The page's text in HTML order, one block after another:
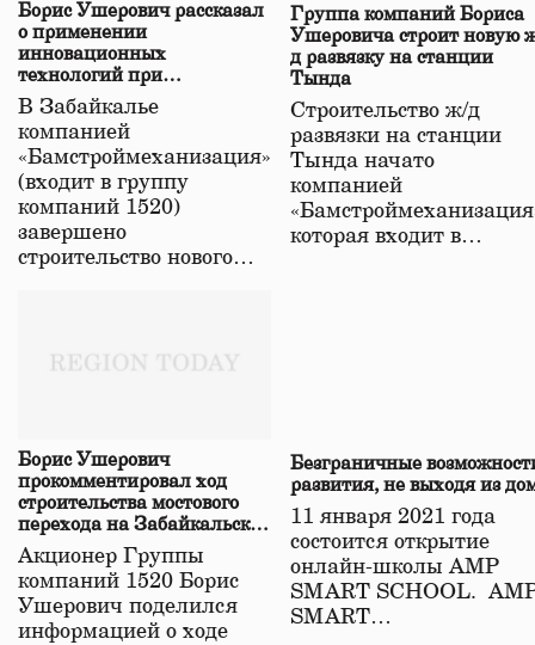
Борис Ушерович рассказал
о применении
инновационных
технологий при
строительстве нового моста
в Забайкалье
В Забайкалье
компанией
«Бамстроймеханизация»
(входит в группу
компаний 1520)
завершено
строительство нового…
Группа компаний Бориса
Ушеровича строит новую
д развязку на станции
Тында
Строительство ж/д
развязки на станции
Тында начато
компанией
которая входит в…
Борис Ушерович
прокомментировал ход
строительства мостового
перехода на Забайкальской
железной дороге
Акционер Группы
компаний 1520 Борис
Ушерович поделился
информацией о ходе
Безграничные
развития, не выходя из
11 января 2021 года
состоится открытие
онлайн-школы АМР
SMART SCHOOL.
SMART…